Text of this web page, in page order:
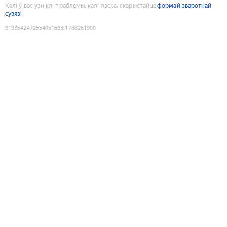
Калі ў вас узніклі праблемы, калі ласка, скарыстайцеформай зваротнай
сувязі
9193542472554051693:1786261900